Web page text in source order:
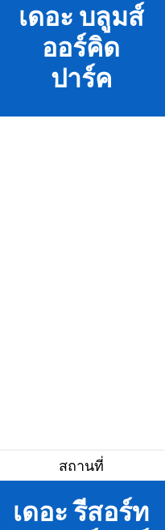
เดอะ บลูมส์
ออร์คิด
ปาร์ค
สถานที่
เดอะ รีสอร์ท